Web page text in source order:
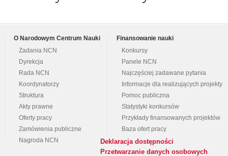
O Narodowym Centrum Nauki
Zadania NCN
Dyrekcja
Rada NCN
Koordynatorzy
Struktura
Akty prawne
Oferty pracy
Zamówienia publiczne
Nagroda NCN
Finansowanie nauki
Konkursy
Panele NCN
Najczęściej zadawane pytania
Informacje dla realizujących projekty
Pomoc publiczna
Statystyki konkursów
Przykłady finansowanych projektów
Baza ofert pracy
Deklaracja dostępności
Przetwarzanie danych osobowych